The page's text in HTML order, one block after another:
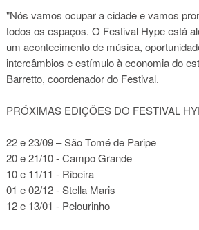
"Nós vamos ocupar a cidade e vamos
todos os espaços. O Festival Hype está
um acontecimento de música,
intercâmbios e estímulo à economia do
Barretto, coordenador do Festival.
PRÓXIMAS EDIÇÕES DO FESTIVAL
22 e 23/09 – São Tomé de Paripe
20 e 21/10 - Campo Grande
10 e 11/11 - Ribeira
01 e 02/12 - Stella Maris
12 e 13/01 - Pelourinho